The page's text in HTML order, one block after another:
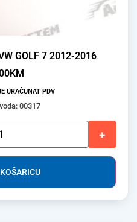
GOLF 7 2012-2016
KM
URAČUNAT PDV
00317
+